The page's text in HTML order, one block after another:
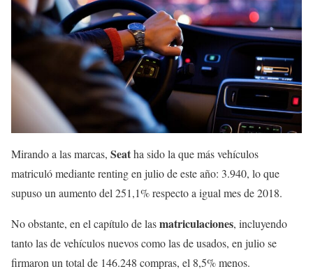
Mirando a las marcas, Seatha sido la que más vehículos
matriculó mediante renting en julio de este año: 3.940, lo que
supuso un aumento del 251,1% respecto a igual mes de 2018.
No obstante, en el capítulo de lasmatriculaciones, incluyendo
tanto las de vehículos nuevos como las de usados, en julio se
firmaron un total de 146.248 compras, el 8,5% menos.